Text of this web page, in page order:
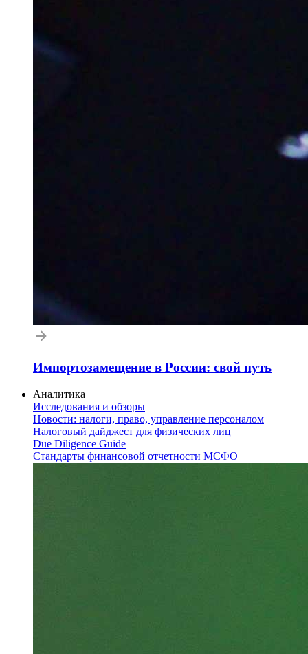
Импортозамещение в России: свой путь
Аналитика
Исследования и обзоры
Новости: налоги, право, управление персоналом
Налоговый дайджест для физических лиц
Due Diligence Guide
Стандарты финансовой отчетности МСФО